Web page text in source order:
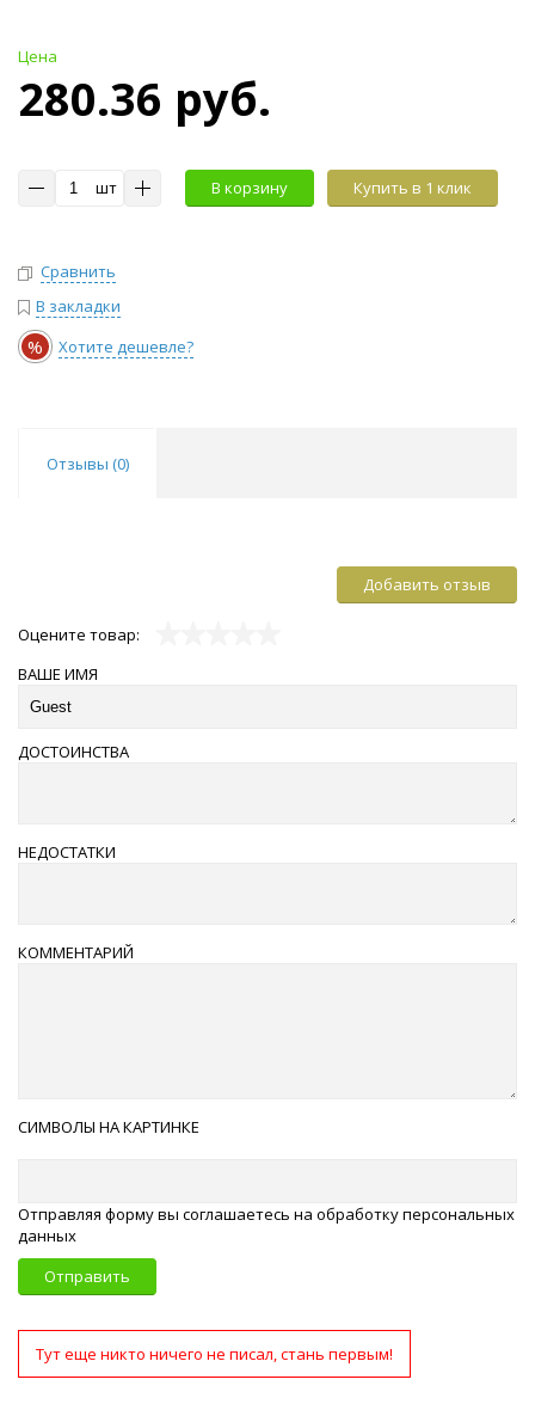
Цена
280.36 руб.
шт В корзину Купить в 1 клик
Сравнить
В закладки
% Хотите дешевле?
Отзывы (0)
Добавить отзыв
Оцените товар:
ВАШЕ ИМЯ
ДОСТОИНСТВА
НЕДОСТАТКИ
КОММЕНТАРИЙ
СИМВОЛЫ НА КАРТИНКЕ
Отправляя форму вы соглашаетесь на обработку персональных
данных
Отправить
Тут еще никто ничего не писал, стань первым!